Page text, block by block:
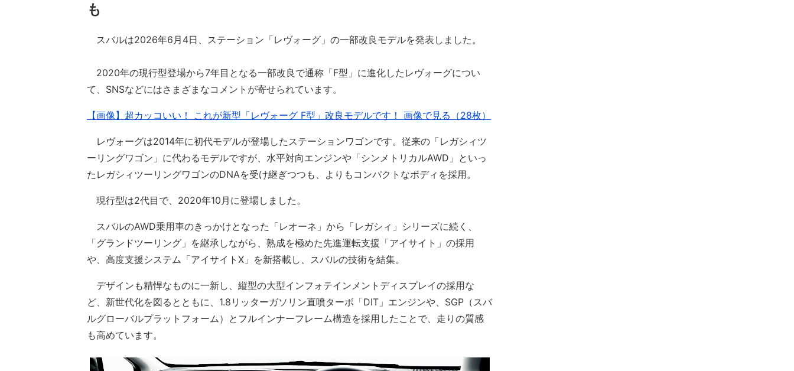
も
スバルは2026年6月4日、ステーション「レヴォーグ」の一部改良モデルを発表しました。
2020年の現行型登場から7年目となる一部改良で通称「F型」に進化したレヴォーグについ
て、SNSなどにはさまざまなコメントが寄せられています。
【画像】超カッコいい！ これが新型「レヴォーグ F型」改良モデルです！ 画像で見る（28枚）
レヴォーグは2014年に初代モデルが登場したステーションワゴンです。従来の「レガシィツ
ーリングワゴン」に代わるモデルですが、水平対向エンジンや「シンメトリカルAWD」といっ
たレガシィツーリングワゴンのDNAを受け継ぎつつも、よりもコンパクトなボディを採用。
現行型は2代目で、2020年10月に登場しました。
スバルのAWD乗用車のきっかけとなった「レオーネ」から「レガシィ」シリーズに続く、
「グランドツーリング」を継承しながら、熟成を極めた先進運転支援「アイサイト」の採用
や、高度支援システム「アイサイトX」を新搭載し、スバルの技術を結集。
デザインも精悍なものに一新し、縦型の大型インフォテインメントディスプレイの採用な
ど、新世代化を図るとともに、1.8リッターガソリン直噴ターボ「DIT」エンジンや、SGP（スバ
ルグローバルプラットフォーム）とフルインナーフレーム構造を採用したことで、走りの質感
も高めています。